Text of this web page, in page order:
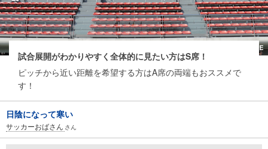
試合展開がわかりやすく全体的に見たい方はS席！
ピッチから近い距離を希望する方はA席の両端もおススメで
す！
日陰になって寒い
サッカーおばさん さん